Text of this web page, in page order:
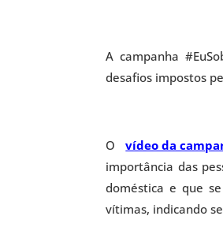
A campanha
desafios impostos
Ovídeo da
importância das
doméstica e que
vítimas, indicando